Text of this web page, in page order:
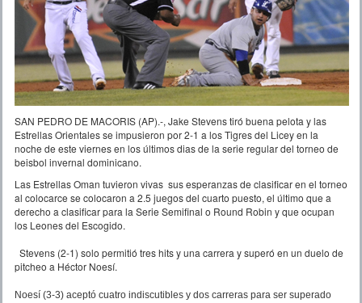
SAN PEDRO DE MACORIS (AP).-, Jake Stevens tiró buena pelota y las
Estrellas Orientales se impusieron por 2-1 a los Tigres del Licey en la
noche de este viernes en los últimos dias de la serie regular del torneo de
beisbol invernal dominicano.
Las Estrellas Oman tuvieron vivas sus esperanzas de clasificar en el torneo
al colocarce se colocaron a 2.5 juegos del cuarto puesto, el último que a
derecho a clasificar para la Serie Semifinal o Round Robin y que ocupan
los Leones del Escogido.
Stevens (2-1) solo permitió tres hits y una carrera y superó en un duelo de
pitcheo a Héctor Noesí.
Noesí (3-3) aceptó cuatro indiscutibles y dos carreras para ser superado